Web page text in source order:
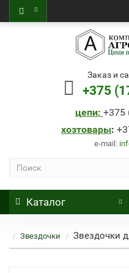
Заказ и
+375
цепи: +375
хозтовары: +
e-mail:
Каталог
Звездочки Звездочки